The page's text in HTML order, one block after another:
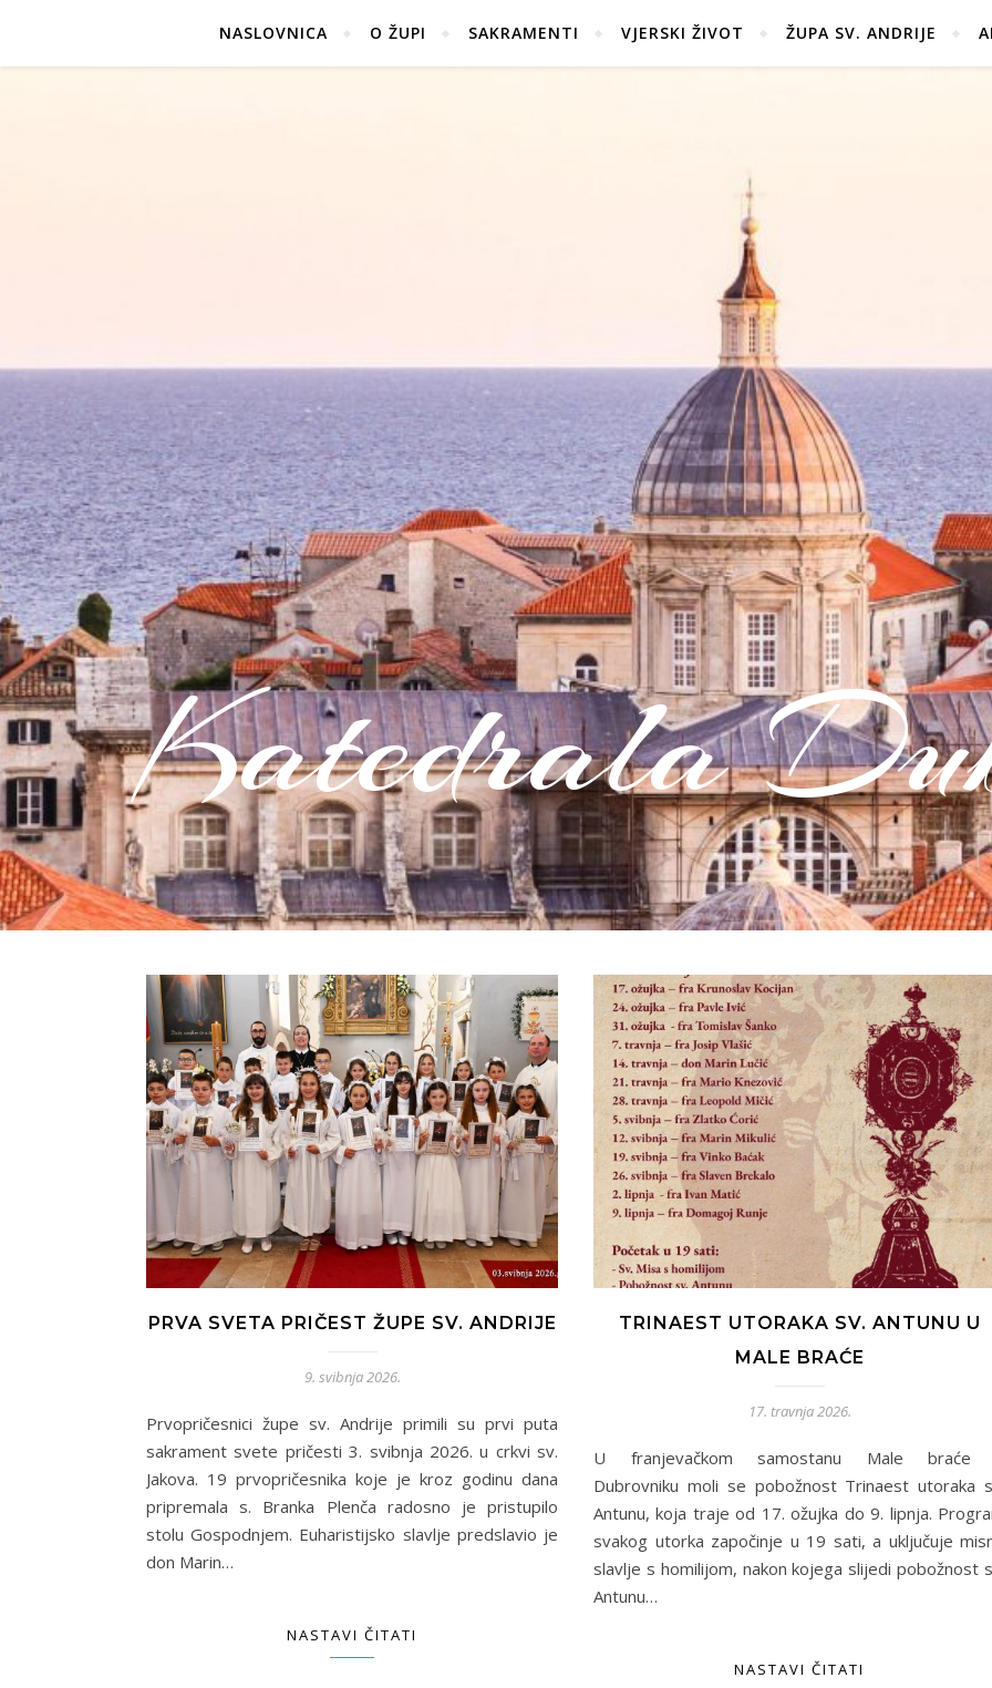
NASLOVNICA O ŽUPI SAKRAMENTI VJERSKI ŽIVOT ŽUPA SV. ANDRIJE
Katedrala
PRVA SVETA PRIČEST ŽUPE SV. ANDRIJE
9. svibnja 2026.
Prvopričesnici župe sv. Andrije primili su prvi puta
sakrament svete pričesti 3. svibnja 2026. u crkvi sv.
Jakova. 19 prvopričesnika koje je kroz godinu dana
pripremala s. Branka Plenča radosno je pristupilo
stolu Gospodnjem. Euharistijsko slavlje predslavio je
don Marin…
NASTAVI ČITATI
TRINAEST UTORAKA SV. ANTUNU U
MALE BRAĆE
17. travnja 2026.
U franjevačkom samostanu Male braće
Dubrovniku moli se pobožnost Trinaest utoraka
Antunu, koja traje od 17. ožujka do 9. lipnja.
svakog utorka započinje u 19 sati, a uključuje
slavlje s homilijom, nakon kojega slijedi pobožnost
Antunu…
NASTAVI ČITATI